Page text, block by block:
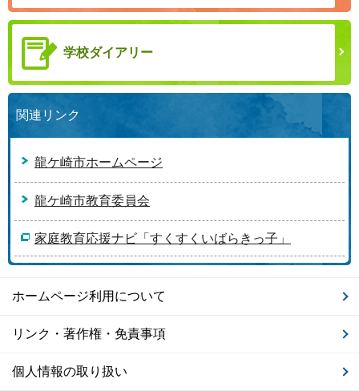
学校ダイアリー
関連リンク
龍ケ崎市ホームページ
龍ケ崎市教育委員会
家庭教育応援ナビ「すくすくいばらきっ子」
ホームページ利用について
リンク・著作権・免責事項
個人情報の取り扱い